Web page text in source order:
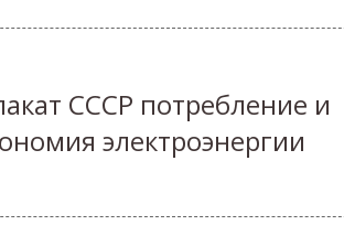
СССР потребление и
электроэнергии